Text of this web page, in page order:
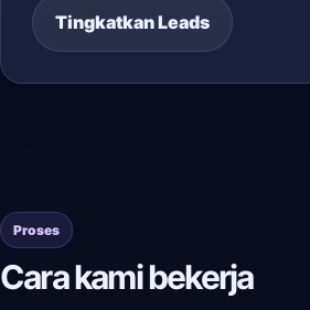
Tingkatkan Leads
Proses
Cara kami bekerja